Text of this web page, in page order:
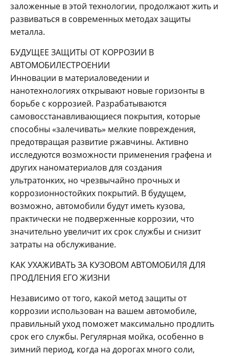
заложенные в этой технологии, продолжают жить и
развиваться в современных методах защиты
металла.
БУДУЩЕЕ ЗАЩИТЫ ОТ КОРРОЗИИ В
АВТОМОБИЛЕСТРОЕНИИ
Инновации в материаловедении и
нанотехнологиях открывают новые горизонты в
борьбе с коррозией. Разрабатываются
самовосстанавливающиеся покрытия, которые
способны «залечивать» мелкие повреждения,
предотвращая развитие ржавчины. Активно
исследуются возможности применения графена и
других наноматериалов для создания
ультратонких, но чрезвычайно прочных и
коррозионностойких покрытий. В будущем,
возможно, автомобили будут иметь кузова,
практически не подверженные коррозии, что
значительно увеличит их срок службы и снизит
затраты на обслуживание.
КАК УХАЖИВАТЬ ЗА КУЗОВОМ АВТОМОБИЛЯ ДЛЯ
ПРОДЛЕНИЯ ЕГО ЖИЗНИ
Независимо от того, какой метод защиты от
коррозии использован на вашем автомобиле,
правильный уход поможет максимально продлить
срок его службы. Регулярная мойка, особенно в
зимний период, когда на дорогах много соли,